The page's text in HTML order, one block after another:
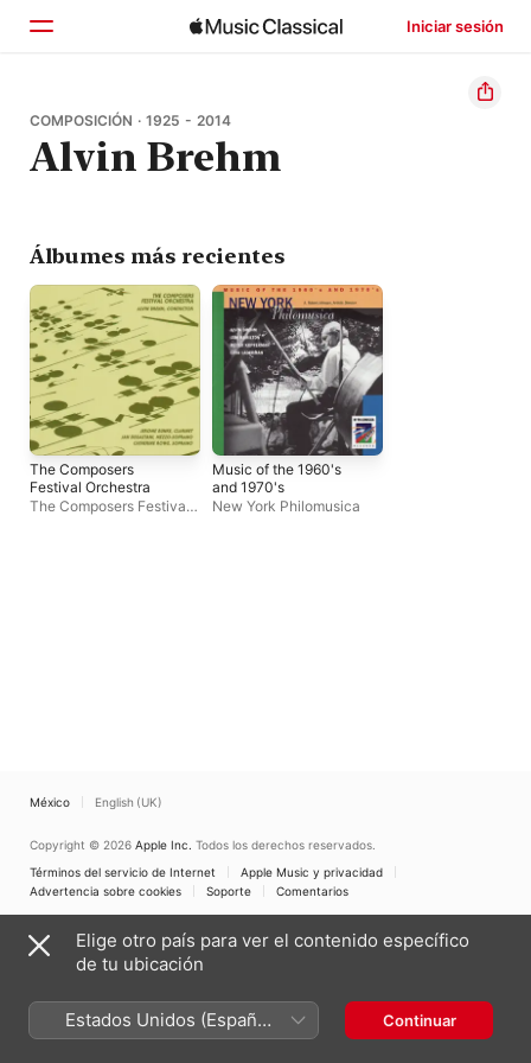
Iniciar sesión
Inicio
Explorar
COMPOSICIÓN · 1925 - 2014
Alvin Brehm
Álbumes más recientes
The Composers
Festival Orchestra
The Composers Festival
Music of the 1960's
and 1970's
New York Philomusica
México English (UK)
Copyright © 2026 Apple Inc. Todos los derechos reservados.
Términos del servicio de Internet
Apple Music y privacidad
Advertencia sobre cookies
Soporte Comentarios
Elige otro país para ver el contenido específico
de tu ubicación
Estados Unidos (Español
México)
Continuar